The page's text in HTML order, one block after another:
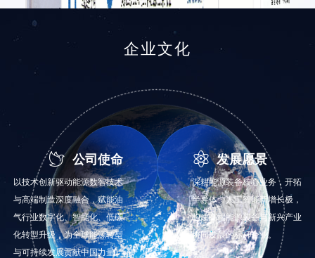
企业文化
 公司使命
以技术创新驱动能源数智技术
与高端制造深度融合，赋能油
气行业数字化、智能化、低碳
化转型升级，为全球能源转型
与可持续发展贡献中国力量。
 发展愿景
深耕能源装备核心业务，开拓
半导体、人工智能新增长极，
构建高端能源装备与新兴产业
协同发展的标杆企业。